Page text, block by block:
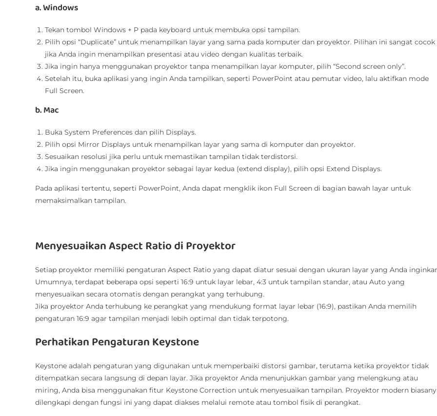
a. Windows
Tekan tombol Windows + P pada keyboard untuk membuka opsi tampilan.
Pilih opsi “Duplicate” untuk menampilkan layar yang sama pada komputer dan proyektor. Pilihan ini sangat cocok
jika Anda ingin menampilkan presentasi atau video dengan kualitas terbaik.
Jika ingin hanya menggunakan proyektor tanpa menampilkan layar komputer, pilih “Second screen only”.
Setelah itu, buka aplikasi yang ingin Anda tampilkan, seperti PowerPoint atau pemutar video, lalu aktifkan mode
Full Screen.
b. Mac
Buka System Preferences dan pilih Displays.
Pilih opsi Mirror Displays untuk menampilkan layar yang sama di komputer dan proyektor.
Sesuaikan resolusi jika perlu untuk memastikan tampilan tidak terdistorsi.
Jika ingin menggunakan proyektor sebagai layar kedua (extend display), pilih opsi Extend Displays.
Pada aplikasi tertentu, seperti PowerPoint, Anda dapat mengklik ikon Full Screen di bagian bawah layar untuk
memaksimalkan tampilan.
Menyesuaikan Aspect Ratio di Proyektor
Setiap proyektor memiliki pengaturan Aspect Ratio yang dapat diatur sesuai dengan ukuran layar yang Anda
Umumnya, terdapat beberapa opsi seperti 16:9 untuk layar lebar, 4:3 untuk tampilan standar, atau Auto yang
menyesuaikan secara otomatis dengan perangkat yang terhubung.
Jika proyektor Anda terhubung ke perangkat yang mendukung format layar lebar (16:9), pastikan Anda memilih
pengaturan 16:9 agar tampilan menjadi lebih optimal dan tidak terpotong.
Perhatikan Pengaturan Keystone
Keystone adalah pengaturan yang digunakan untuk memperbaiki distorsi gambar, terutama ketika proyektor tidak
ditempatkan secara langsung di depan layar. Jika proyektor Anda menunjukkan gambar yang melengkung atau
miring, Anda bisa menggunakan fitur Keystone Correction untuk menyesuaikan tampilan. Proyektor modern
dilengkapi dengan fungsi ini yang dapat diakses melalui remote atau tombol fisik di perangkat.